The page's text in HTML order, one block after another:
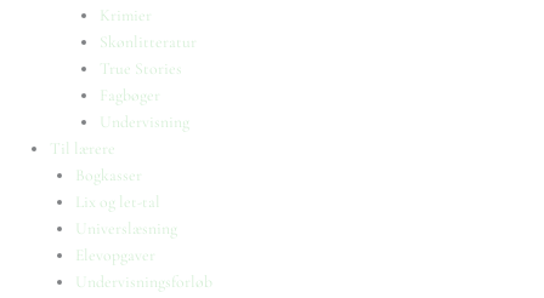
Krimier
Skønlitteratur
True Stories
Fagbøger
Undervisning
Til lærere
Bogkasser
Lix og let-tal
Universlæsning
Elevopgaver
Undervisningsforløb